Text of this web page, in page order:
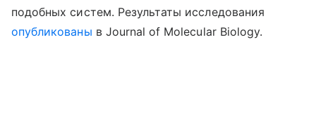
подобных систем. Результаты исследования
опубликованы в Journal of Molecular Biology.